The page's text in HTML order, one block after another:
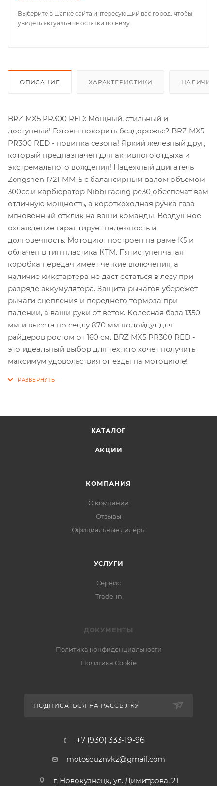
Выберите в шапке сайта интересующий вас город, чтобы
увидеть актуальные остатки по нему.
ОПИСАНИЕ ХАРАКТЕРИСТИКИ НАЛИЧИЕ
BRZ MX5 PR300 RED: Мощный, стильный и
доступный! Готовы покорить бездорожье? BRZ MX5
PR300 RED - новинка сезона! Яркий железный друг,
который предназначен для активного отдыха и
экстремального вождения! Надежный двигатель
Zongshen 172FMM-5 с балансирным валом объемом
300сс и карбюратор Nibbi racing pe30 обеспечат вам
отличную мощность, а короткоходная ручка газа
мгновенный отклик на ваши команды. Воздушное
охлаждение гарантирует надежность и
долговечность. Мотоцикл построен на раме К5 и
облачен в тип пластика КТМ. Пятиступенчатая
коробка передач имеет четкие включения, а
наличие кикстартера не даст остаться в лесу при
разряде аккумулятора. Защита рычагов убережет
рычаги сцепления и переднего тормоза при
падении, а ваши руки от веток. Колесная база 1350
мм и высота по седлу 870 мм подойдут для
райдеров ростом от 160 см. BRZ MX5 PR300 RED -
это идеальный выбор для тех, кто хочет получить
максимум удовольствия от езды на мотоцикле!
КАТАЛОГ
АКЦИИ
КОМПАНИЯ
О компании
Отзывы
Официальные дилеры
УСЛУГИ
Сервис
Trade-in
ДОКУМЕНТЫ
Политика конфиденциальности
Политика Cookie
ПОДПИСАТЬСЯ НА РАССЫЛКУ
+7 (930) 333-19-96
motosouznvkz@gmail.com
г. Новокузнецк, ул. Димитрова, 21